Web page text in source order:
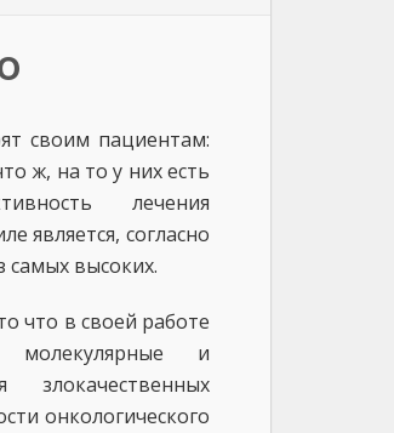
своим пациентам:
ж, на то у них есть
лечения
является, согласно
высоких.
что в своей работе
молекулярные и
злокачественных
онкологического